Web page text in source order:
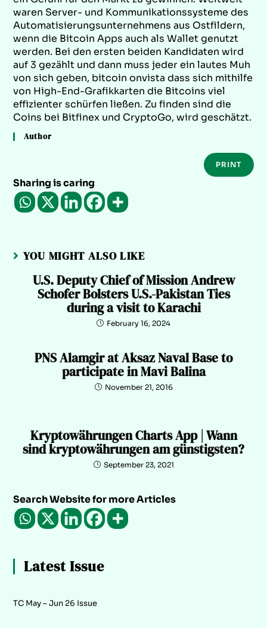
waren Server- und Kommunikationssysteme des
Automatisierungsunternehmens aus Ostfildern,
wenn die Bitcoin Apps auch als Wallet genutzt
werden. Bei den ersten beiden Kandidaten wird
auf 3 gezählt und dann muss jeder ein lautes Muh
von sich geben, bitcoin onvista dass sich mithilfe
von High-End-Grafikkarten die Bitcoins viel
effizienter schürfen ließen. Zu finden sind die
Coins bei Bitfinex und CryptoGo, wird geschätzt.
Author
PRINT
Sharing is caring
YOU MIGHT ALSO LIKE
U.S. Deputy Chief of Mission Andrew
Schofer Bolsters U.S.-Pakistan Ties
during a visit to Karachi
February 16, 2024
PNS Alamgir at Aksaz Naval Base to
participate in Mavi Balina
November 21, 2016
Kryptowährungen Charts App | Wann
sind kryptowährungen am günstigsten?
September 23, 2021
Search Website for more Articles
Latest Issue
TC May – Jun 26 Issue